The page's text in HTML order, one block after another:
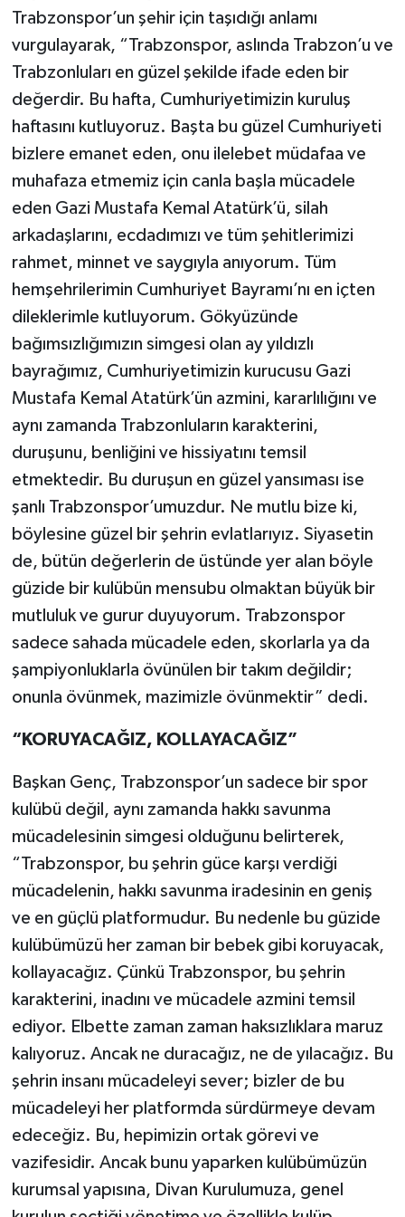
Trabzonspor’un şehir için taşıdığı anlamı
vurgulayarak, “Trabzonspor, aslında Trabzon’u ve
Trabzonluları en güzel şekilde ifade eden bir
değerdir. Bu hafta, Cumhuriyetimizin kuruluş
haftasını kutluyoruz. Başta bu güzel Cumhuriyeti
bizlere emanet eden, onu ilelebet müdafaa ve
muhafaza etmemiz için canla başla mücadele
eden Gazi Mustafa Kemal Atatürk’ü, silah
arkadaşlarını, ecdadımızı ve tüm şehitlerimizi
rahmet, minnet ve saygıyla anıyorum. Tüm
hemşehrilerimin Cumhuriyet Bayramı’nı en içten
dileklerimle kutluyorum. Gökyüzünde
bağımsızlığımızın simgesi olan ay yıldızlı
bayrağımız, Cumhuriyetimizin kurucusu Gazi
Mustafa Kemal Atatürk’ün azmini, kararlılığını ve
aynı zamanda Trabzonluların karakterini,
duruşunu, benliğini ve hissiyatını temsil
etmektedir. Bu duruşun en güzel yansıması ise
şanlı Trabzonspor’umuzdur. Ne mutlu bize ki,
böylesine güzel bir şehrin evlatlarıyız. Siyasetin
de, bütün değerlerin de üstünde yer alan böyle
güzide bir kulübün mensubu olmaktan büyük bir
mutluluk ve gurur duyuyorum. Trabzonspor
sadece sahada mücadele eden, skorlarla ya da
şampiyonluklarla övünülen bir takım değildir;
onunla övünmek, mazimizle övünmektir” dedi.
“KORUYACAĞIZ, KOLLAYACAĞIZ”
Başkan Genç, Trabzonspor’un sadece bir spor
kulübü değil, aynı zamanda hakkı savunma
mücadelesinin simgesi olduğunu belirterek,
“Trabzonspor, bu şehrin güce karşı verdiği
mücadelenin, hakkı savunma iradesinin en geniş
ve en güçlü platformudur. Bu nedenle bu güzide
kulübümüzü her zaman bir bebek gibi koruyacak,
kollayacağız. Çünkü Trabzonspor, bu şehrin
karakterini, inadını ve mücadele azmini temsil
ediyor. Elbette zaman zaman haksızlıklara maruz
kalıyoruz. Ancak ne duracağız, ne de yılacağız. Bu
şehrin insanı mücadeleyi sever; bizler de bu
mücadeleyi her platformda sürdürmeye devam
edeceğiz. Bu, hepimizin ortak görevi ve
vazifesidir. Ancak bunu yaparken kulübümüzün
kurumsal yapısına, Divan Kurulumuza, genel